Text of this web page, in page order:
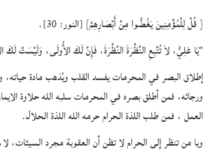
{ قُلْ لِلْمُؤْمِنِينَ يَغُضُّوا مِنْ أَبْصَارِهِمْ} [النور: 30].
"يَا عَلِيُّ، لاَ تُتْبِعِ النَّظْرَةَ النَّظْرَةَ، فَإِنَّ لَكَ الأُولَى، وَلَيْسَتْ لَكَ
إطلاق البصر في المحرمات يفسد القلب ويُذهب مادة حياته،
ورجائه، فمن أطلق بصره في المحرمات سلبه الله حلاوة
العمل ، فمن طلب اللذة الحرام حرمه الله اللذة الحلال.
ويا من تنظر إلى الحرام لا تظن أن العقوبة مجرد السيئات،